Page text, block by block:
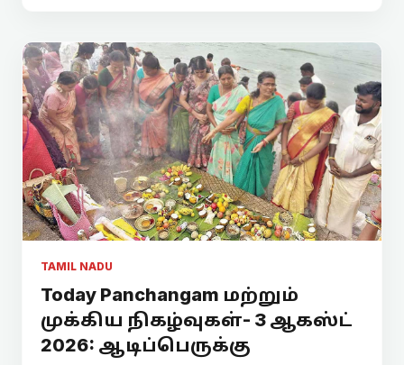
TAMIL NADU
Today Panchangam மற்றும்
முக்கிய நிகழ்வுகள்- 3 ஆகஸ்ட்
2026: ஆடிப்பெருக்கு